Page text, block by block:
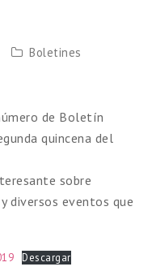
Boletines
de Boletín
quincena del
sobre
diversos eventos que
Descargar